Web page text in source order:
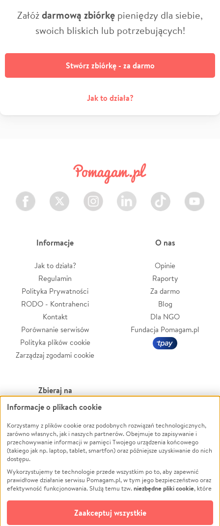
Załóżdarmową zbiórkę pieniędzy dla siebie,
swoich bliskich lub potrzebujących!
Stwórz zbiórkę - za darmo
Jak to działa?
Facebook Twitter Instagram LinkedIn TikTok Youtube
Informacje
Jak to działa?
Regulamin
Polityka Prywatności
RODO - Kontrahenci
Kontakt
Porównanie serwisów
Polityka plików cookie
Zarządzaj zgodami cookie
O nas
Opinie
Raporty
Za darmo
Blog
Dla NGO
Fundacja Pomagam.pl
Zbieraj na
Leczenie
Zwierzęta
Pożar
Ukraina
Pomoc Finansowa
Projekty
Pogrzeb
Społeczność lokalna
Powódź
Wichura
NGO
Edukacja
Podróż
Impreza
Ochrona środowiska
Informacje o plikach cookie
Korzystamy z plików cookie oraz podobnych rozwiązań technologicznych,
zarówno własnych, jak i naszych partnerów. Obejmuje to zapisywanie i
przechowywanie informacji w pamięci Twojego urządzenia końcowego
(takiego jak np. laptop, tablet, smartfon) oraz późniejsze uzyskiwanie do nich
dostępu.
Wykorzystujemy te technologie przede wszystkim po to, aby zapewnić
prawidłowe działanie serwisu Pomagam.pl, w tym jego bezpieczeństwo oraz
efektywność funkcjonowania. Służą temu tzw.niezbędne pliki cookie, które
opcjonalnych plików cookie
technologii do celów analitycznych i retargetingowych. Możesz wyrazić
Zaakceptuj wszystkie